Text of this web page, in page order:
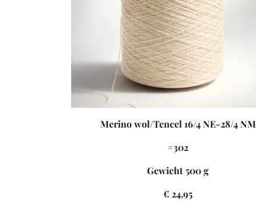
Merino wol/Tencel 16/4 NE-28/4 NM
#302
Gewicht 500 g
€ 24,95